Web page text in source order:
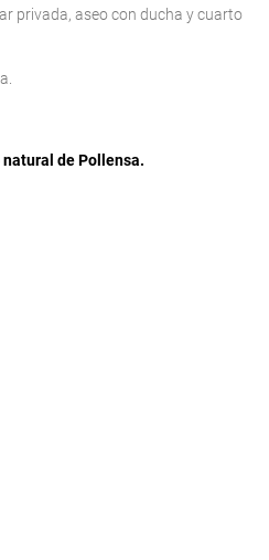
privada, aseo con ducha y cuarto
de Pollensa.